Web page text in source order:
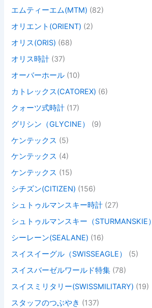
エムティーエム(MTM) (82)
オリエント(ORIENT) (2)
オリス(ORIS) (68)
オリス時計 (37)
オーバーホール (10)
カトレックス(CATOREX) (6)
クォーツ式時計 (17)
グリシン（GLYCINE）
(9)
ケンテックス (5)
ケンテックス (4)
ケンテックス (15)
シチズン(CITIZEN) (156)
シュトゥルマンスキー時計 (27)
シュトゥルマンスキー（STURMANSKIE）
シーレーン(SEALANE) (16)
スイスイーグル（SWISSEAGLE）
(5)
スイスバーゼルワールド特集 (78)
スイスミリタリー(SWISSMILITARY) (19)
スタッフのつぶやき (137)